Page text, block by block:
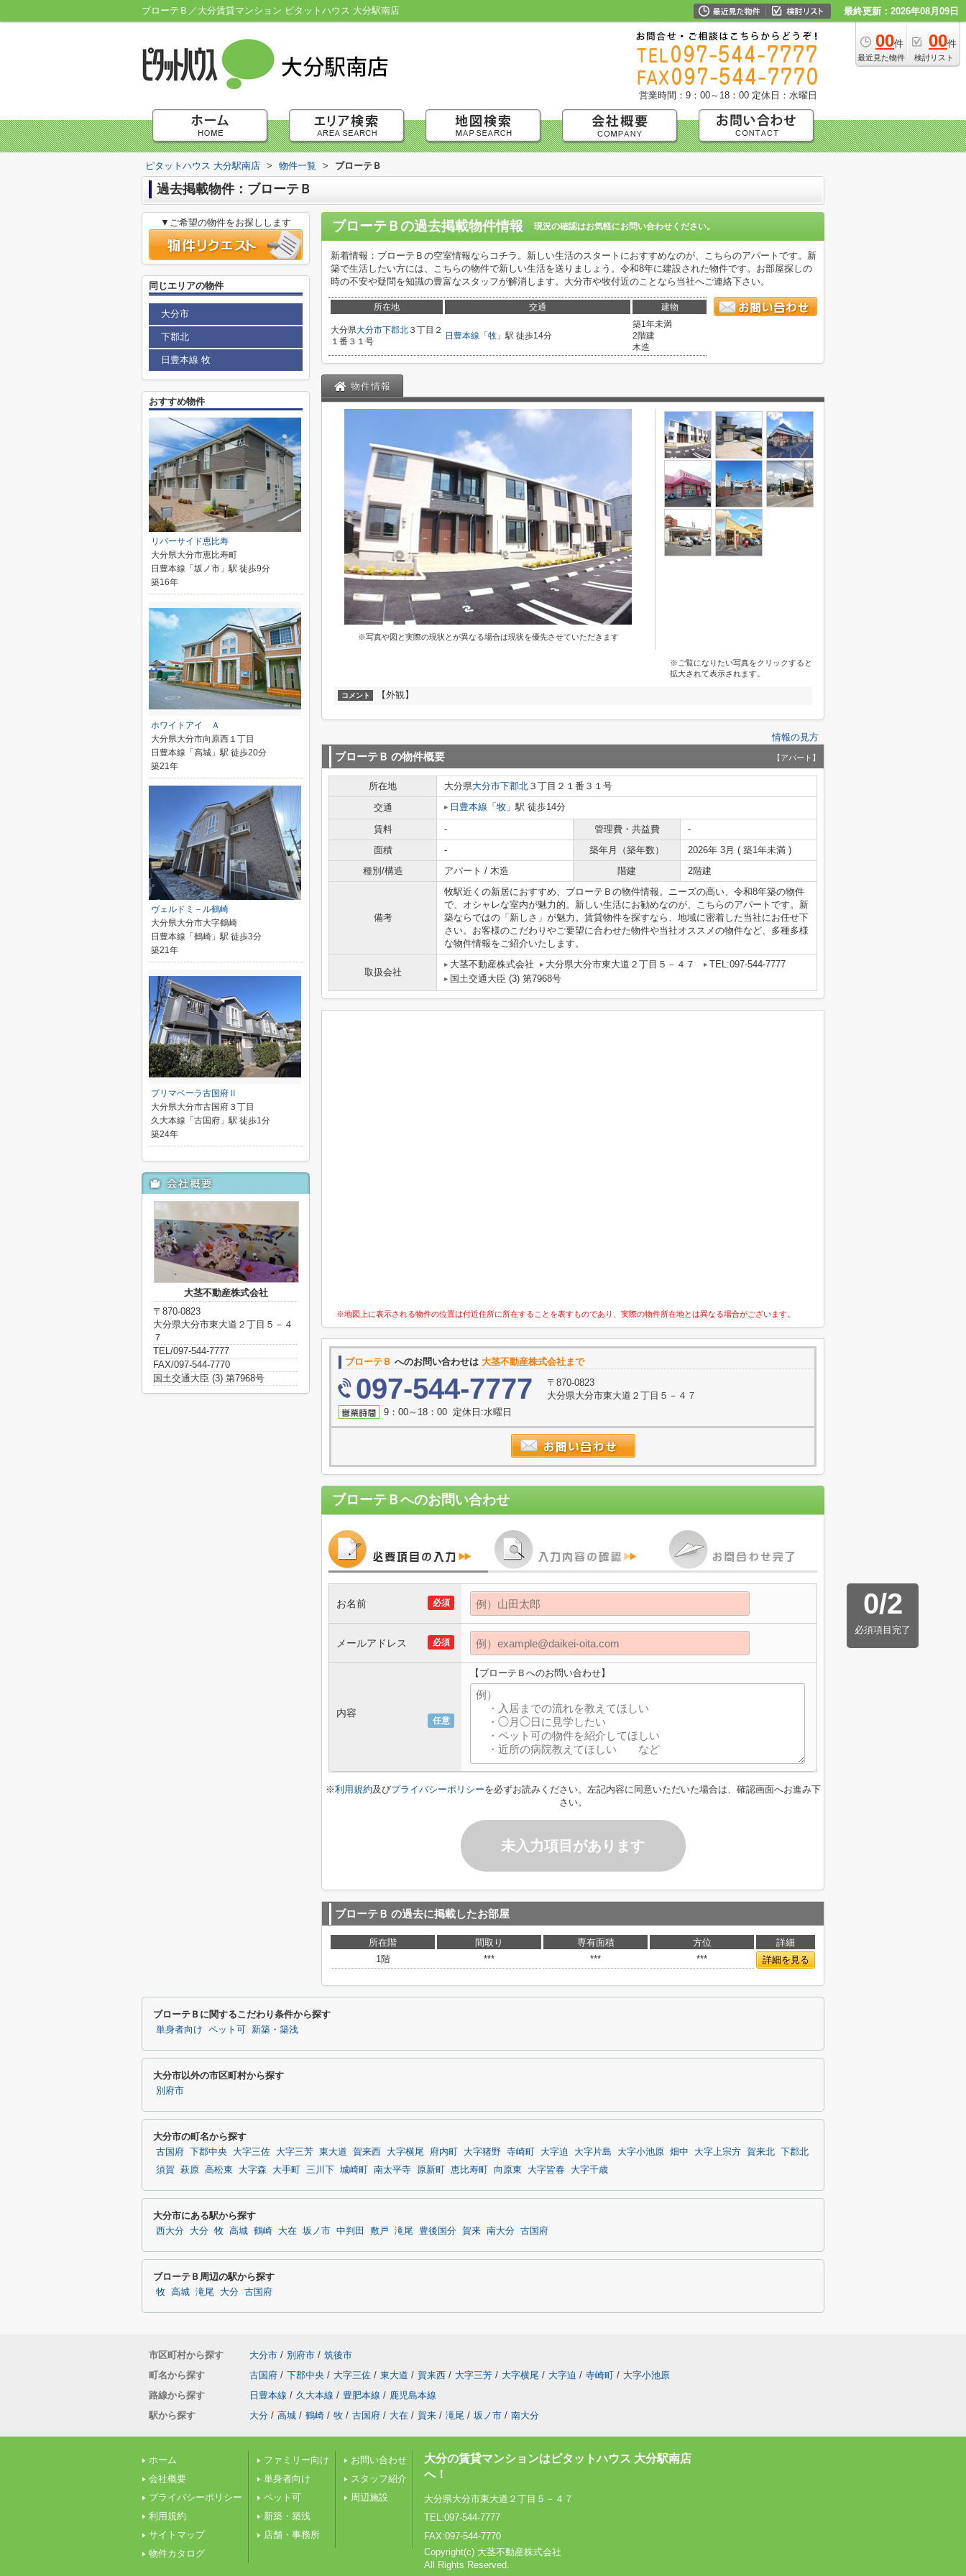
ブローテＢ／大分賃貸マンション ピタットハウス 大分駅南店 最終更新：2026年08月09日
00件
最近見た物件
00件
検討リスト
営業時間：9：00～18：00 定休日：水曜日
ピタットハウス 大分駅南店 > 物件一覧 > ブローテＢ
過去掲載物件：ブローテＢ
ブローテＢの過去掲載物件情報 現況の確認はお気軽にお問い合わせください。
新着情報：ブローテＢの空室情報ならコチラ。新しい生活のスタートにおすすめなのが、こちらのアパートです。新
築で生活したい方には、こちらの物件で新しい生活を送りましょう。令和8年に建設された物件です。お部屋探しの
時の不安や疑問を知識の豊富なスタッフが解消します。大分市や牧付近のことなら当社へご連絡下さい。
所在地 交通 建物
大分県大分市下郡北 ３丁目２
１番３１号
日豊本線 「 牧 」駅 徒歩14分
築1年未満
2階建
木造
物件情報
※写真や図と実際の現状とが異なる場合は現状を優先させていただきます
※ご覧になりたい写真をクリックすると
拡大されて表示されます。
コメント 【外観】
情報の見方
ブローテＢ の物件概要 【アパート】
所在地 大分県大分市下郡北 ３丁目２１番３１号
交通
日豊本線 「 牧 」駅 徒歩14分
賃料 - 管理費・共益費
-
面積
- 築年月（築年数）
2026年 3月 ( 築1年未満 )
種別/構造
アパート / 木造 階建 2階建
備考
牧駅近くの新居におすすめ、ブローテＢの物件情報。ニーズの高い、令和8年築の物件
で、オシャレな室内が魅力的。新しい生活にお勧めなのが、こちらのアパートです。新
築ならではの「新しさ」が魅力。賃貸物件を探すなら、地域に密着した当社にお任せ下
さい。お客様のこだわりやご要望に合わせた物件や当社オススメの物件など、多種多様
な物件情報をご紹介いたします。
取扱会社
大茎不動産株式会社 大分県大分市東大道２丁目５－４７
TEL:097-544-7777
国土交通大臣 (3) 第7968号
※地図上に表示される物件の位置は付近住所に所在することを表すものであり、実際の物件所在地とは異なる場合がございます。
ブローテＢ へのお問い合わせは 大茎不動産株式会社まで
097-544-7777
〒870-0823
大分県大分市東大道２丁目５－４７
9：00～18：00 定休日:水曜日
ブローテＢへのお問い合わせ
0/2
必須項目完了
必須
お名前
必須
メールアドレス
任意
内容
【ブローテＢへのお問い合わせ】
※利用規約及びプライバシーポリシーを必ずお読みください。左記内容に同意いただいた場合は、確認画面へお進み下
さい。
未入力項目があります
ブローテＢ の過去に掲載したお部屋
所在階 間取り 専有面積 方位
詳細
1階
*** *** *** 詳細を見る
▼ご希望の物件をお探しします
同じエリアの物件
大分市
下郡北
日豊本線 牧
おすすめ物件
リバーサイド恵比寿
大分県大分市恵比寿町
日豊本線「坂ノ市」駅 徒歩9分
築16年
ホワイトアイ Ａ
大分県大分市向原西１丁目
日豊本線「高城」駅 徒歩20分
築21年
ヴェルドミ－ル鶴崎
大分県大分市大字鶴崎
日豊本線「鶴崎」駅 徒歩3分
築21年
プリマベーラ古国府Ⅱ
大分県大分市古国府３丁目
久大本線「古国府」駅 徒歩1分
築24年
大茎不動産株式会社
〒870-0823
大分県大分市東大道２丁目５－４
７
TEL/097-544-7777
FAX/097-544-7770
国土交通大臣 (3) 第7968号
ブローテＢに関するこだわり条件から探す
単身者向け ペット可 新築・築浅
大分市以外の市区町村から探す
別府市
大分市の町名から探す
古国府 下郡中央 大字三佐 大字三芳 東大道 賀来西 大字横尾 府内町 大字猪野 寺崎町 大字迫 大字片島 大字小池原 畑中 大字上宗方 賀来北
下郡北
須賀 萩原 高松東 大字森 大手町 三川下 城崎町 南太平寺 原新町 恵比寿町 向原東 大字皆春 大字千歳
大分市にある駅から探す
西大分 大分 牧 高城 鶴崎 大在 坂ノ市 中判田 敷戸 滝尾 豊後国分 賀来 南大分 古国府
ブローテＢ周辺の駅から探す
牧 高城 滝尾 大分 古国府
市区町村から探す 大分市 / 別府市 / 筑後市
町名から探す
古国府 / 下郡中央 / 大字三佐 / 東大道 / 賀来西 / 大字三芳 / 大字横尾 / 大字迫 / 寺崎町 / 大字小池原
路線から探す
日豊本線 / 久大本線 / 豊肥本線 / 鹿児島本線
駅から探す
大分 / 高城 / 鶴崎 / 牧 / 古国府 / 大在 / 賀来 / 滝尾 / 坂ノ市 / 南大分
ホーム
会社概要
プライバシーポリシー
利用規約
サイトマップ
物件カタログ
ファミリー向け
単身者向け
ペット可
新築・築浅
店舗・事務所
お問い合わせ
スタッフ紹介
周辺施設
大分の賃貸マンションはピタットハウス 大分駅南店
へ！
大分県大分市東大道２丁目５－４７
TEL:097-544-7777
FAX:097-544-7770
Copyright(c) 大茎不動産株式会社
All Rights Reserved.